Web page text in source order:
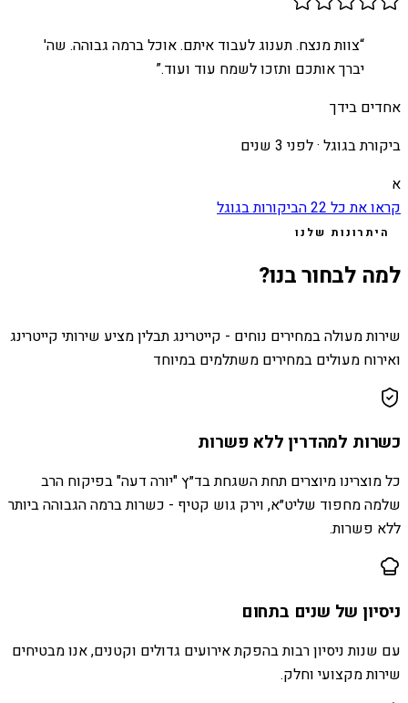
“צוות מנצח. תענוג לעבוד איתם. אוכל ברמה גבוהה. שה'
יברך אותכם ותזכו לשמח עוד ועוד.”
אחדים בידך
ביקורת בגוגל ·לפני 3 שנים
א
קראו את כל22הביקורות בגוגל
היתרונות שלנו
למה לבחור בנו?
שירות מעולה במחירים נוחים - קייטרינג תבלין מציע שירותי קייטרינג
ואירוח מעולים במחירים משתלמים במיוחד
כשרות למהדרין ללא פשרות
כל מוצרינו מיוצרים תחת השגחת בד״ץ "יורה דעה" בפיקוח הרב
שלמה מחפוד שליט״א, וירק גוש קטיף - כשרות ברמה הגבוהה ביותר
ללא פשרות.
ניסיון של שנים בתחום
עם שנות ניסיון רבות בהפקת אירועים גדולים וקטנים, אנו מבטיחים
שירות מקצועי וחלק.